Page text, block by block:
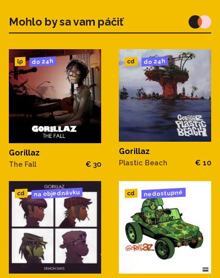
Mohlo by sa vam páčiť
lp do 24h
Gorillaz
The Fall € 30
cd do 24h
Gorillaz
Plastic Beach € 10
cd na objednávku cd nedostupné